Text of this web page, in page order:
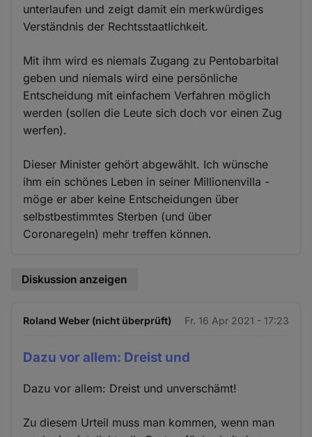
unterlaufen und zeigt damit ein merkwürdiges
Verständnis der Rechtsstaatlichkeit.
Mit ihm wird es niemals Zugang zu Pentobarbital
geben und niemals wird eine persönliche
Entscheidung mit einfachem Verfahren möglich
werden (sollen die Leute sich doch vor einen Zug
werfen).
Dieser Minister gehört abgewählt. Ich wünsche
ihm ein schönes Leben in seiner Millionenvilla -
möge er aber keine Entscheidungen über
selbstbestimmtes Sterben (und über
Coronaregeln) mehr treffen können.
Diskussion anzeigen
Roland Weber (nicht überprüft) Fr. 16 Apr 2021 - 17:23
Dazu vor allem: Dreist und
Dazu vor allem: Dreist und unverschämt!
Zu diesem Urteil muss man kommen, wenn man